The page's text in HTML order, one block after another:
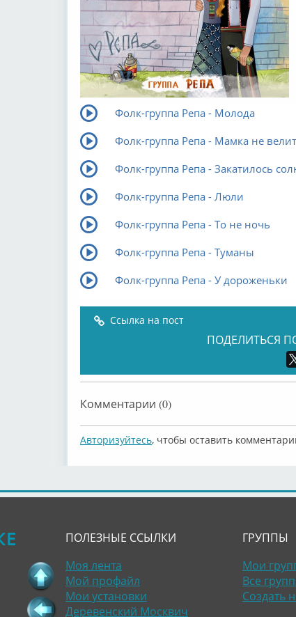
Фолк-группа Репа - Молода
Фолк-группа Репа - Мамка не велит
Фолк-группа Репа - Закатилось
Фолк-группа Репа - Люли
Фолк-группа Репа - То не ночь
Фолк-группа Репа - Туманы
Фолк-группа Репа - У дороженьки
Ссылка на пост
ПОДЕЛИТЬСЯ
Комментарии (0)
Авторизуйтесь, чтобы оставить
ПОЛЕЗНЫЕ ССЫЛКИ
Моя лента
Мой профайл
Мои установки
Деревенский Москвич
ГРУППЫ
Мои
Все
Создать